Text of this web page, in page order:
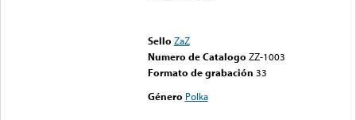
Sello ZaZ
Numero de Catalogo ZZ-1003
Formato de grabación 33
Género Polka